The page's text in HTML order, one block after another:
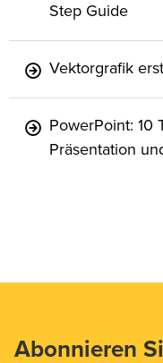
Step Guide
Vektorgrafik
PowerPoint: 10
Präsentation
Abonnieren